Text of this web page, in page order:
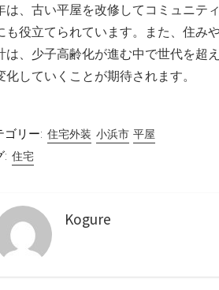
は、古い平屋を改修してコミュニテ
も役立てられています。また、住み
は、少子高齢化が進む中で世代を超
化していくことが期待されます。
ゴリー: 住宅外装 小浜市 平屋
: 住宅
Kogure